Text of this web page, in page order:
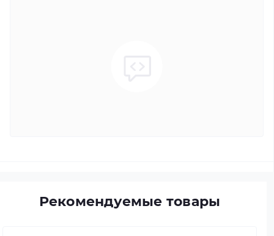
Рекомендуемые товары